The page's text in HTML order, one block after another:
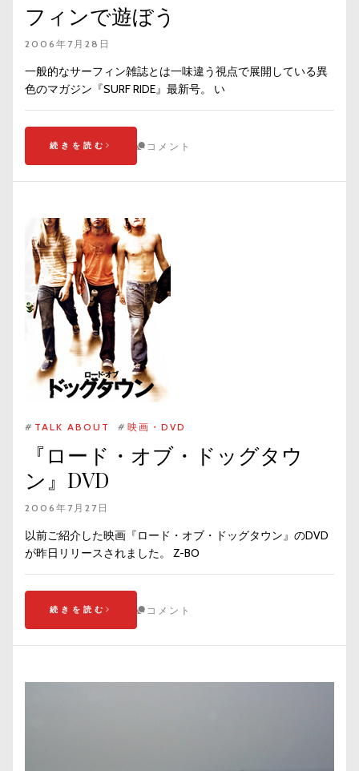
フィンで遊ぼう
2006年7月28日
一般的なサーフィン雑誌とは一味違う視点で展開している異
色のマガジン『SURF RIDE』最新号。 い
続きを読む コメント
# TALK ABOUT # 映画・DVD
『ロード・オブ・ドッグタウ
ン』DVD
2006年7月27日
以前ご紹介した映画『ロード・オブ・ドッグタウン』のDVD
が昨日リリースされました。 Z-BO
続きを読む コメント